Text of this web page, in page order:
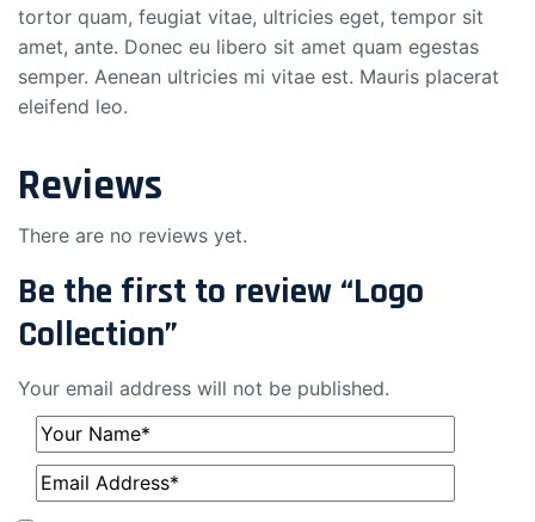
tortor quam, feugiat vitae, ultricies eget, tempor sit
amet, ante. Donec eu libero sit amet quam egestas
semper. Aenean ultricies mi vitae est. Mauris placerat
eleifend leo.
Reviews
There are no reviews yet.
Be the first to review “Logo
Collection”
Your email address will not be published.